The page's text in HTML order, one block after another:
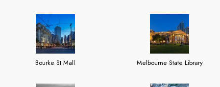
Bourke St Mall Melbourne State Library